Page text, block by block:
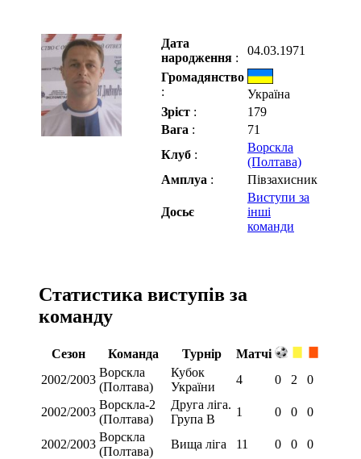
Дата
народження :
04.03.1971
Громадянство
:
Україна
Зріст :
179
Вага :
71
Клуб :
Ворскла
(Полтава)
Амплуа : Півзахисник
Досьє
Виступи за
інші
команди
Статистика виступів за
команду
Сезон Команда Турнір
Матчі
2002/2003
Ворскла
(Полтава)
Кубок
України
4 0 2 0
2002/2003
Ворскла-2
(Полтава)
Друга ліга.
Група В
1 0 0 0
2002/2003
Ворскла
(Полтава)
Вища ліга 11 0 0
0